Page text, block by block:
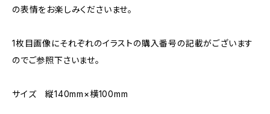
の表情をお楽しみくださいませ。
1枚目画像にそれぞれのイラストの購入番号の記載がございます
のでご参照下さいませ。
サイズ 縦140mm×横100mm